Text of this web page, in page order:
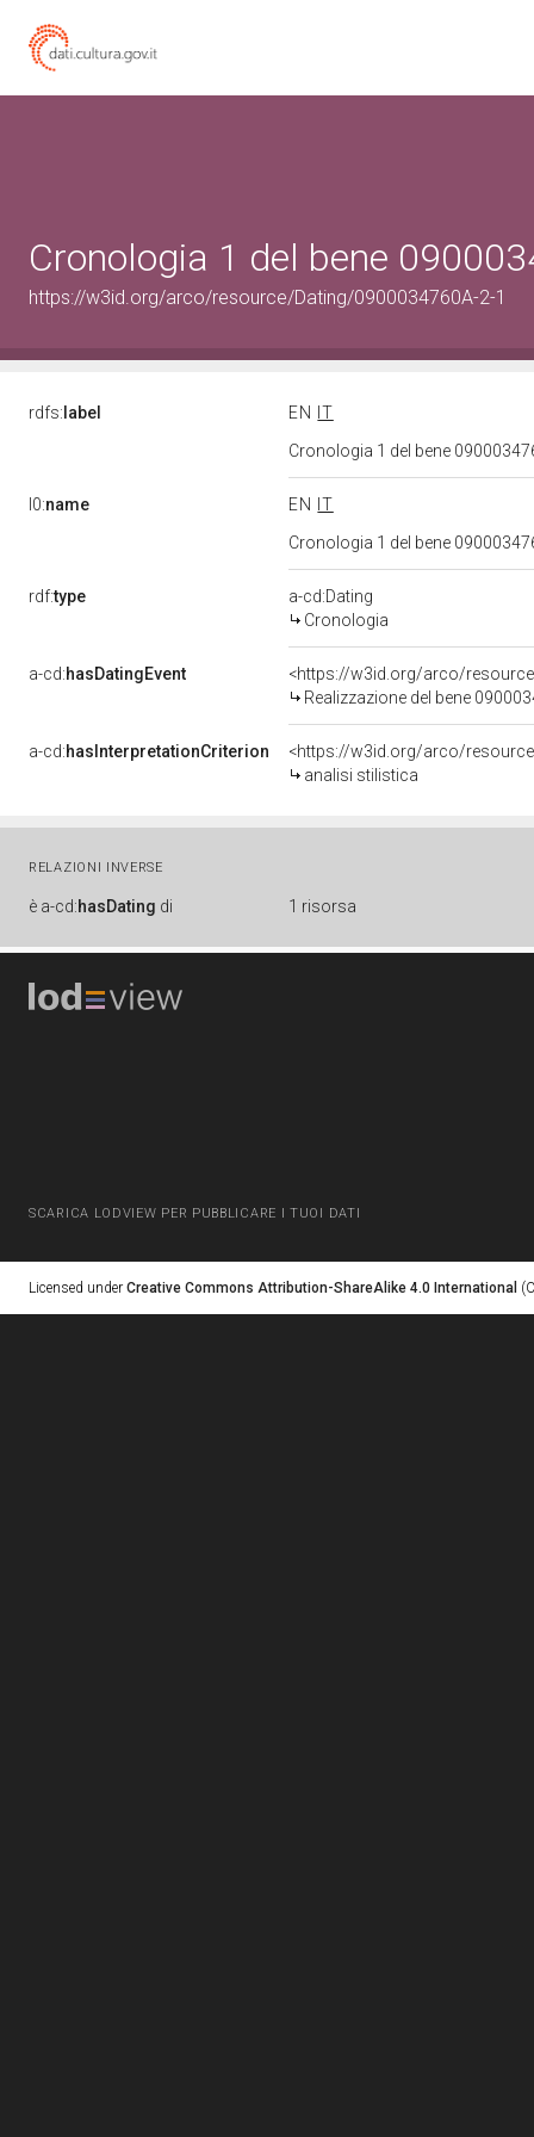
Cronologia 1 del bene
https://w3id.org/arco/resource/Dating/0900034760A-2-1
rdfs: label EN
IT
Cronologia 1 del bene
l0:name EN
IT
Cronologia 1 del bene
rdf:type
a-cd:Dating
Cronologia
a-cd:hasDatingEvent
<https://w3id.org/arco/
Realizzazione del bene
a-cd:hasInterpretationCriterion
<https://w3id.org/arco/
analisi stilistica
RELAZIONI INVERSE
è a-cd:hasDating di 1 risorsa
SCARICA LODVIEW PER PUBBLICARE I TUOI DATI
Licensed under Creative Commons Attribution-ShareAlike 4.0 International